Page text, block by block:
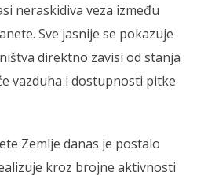
neraskidiva veza između
Sve jasnije se pokazuje
direktno zavisi od stanja
vazduha i dostupnosti pitke
Zemlje danas je postalo
kroz brojne aktivnosti